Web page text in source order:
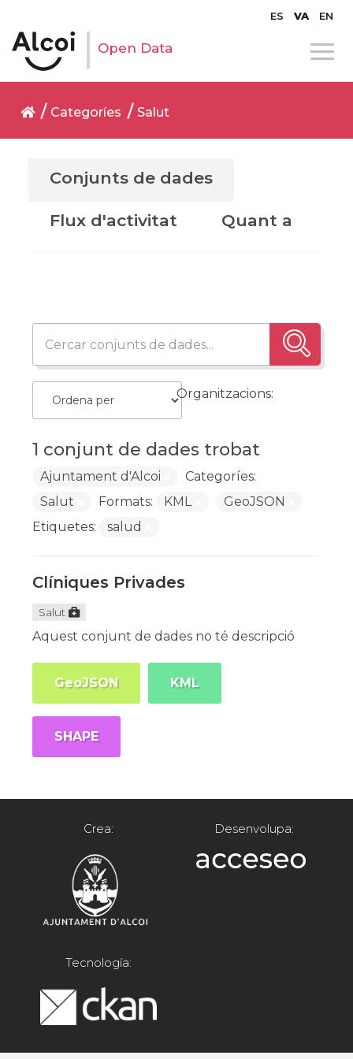
ES VA EN
Open Data
Categoríes Salut
Conjunts de dades
Flux d'activitat Quant a
1 conjunt de dades trobat
Organitzacions:
Ajuntament d'Alcoi
Categoríes:
Salut
Formats: KML
GeoJSON
Etiquetes:
salud
Clíniques Privades
Salut
Aquest conjunt de dades no té descripció
GeoJSON KML
SHAPE
Crea: Desenvolupa:
Tecnología: